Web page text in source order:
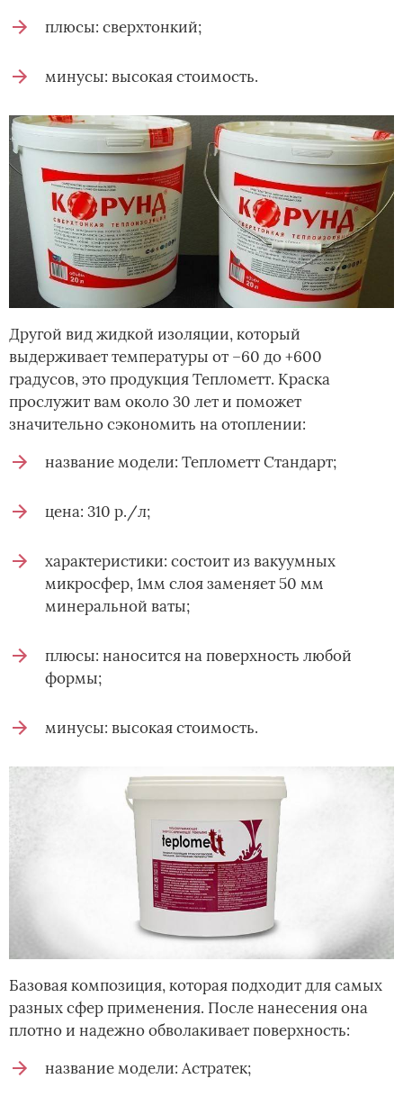
плюсы: сверхтонкий;
минусы: высокая стоимость.
Другой вид жидкой изоляции, который
выдерживает температуры от –60 до +600
градусов, это продукция Теплометт. Краска
прослужит вам около 30 лет и поможет
значительно сэкономить на отоплении:
название модели: Теплометт Стандарт;
цена: 310 р./л;
характеристики: состоит из вакуумных
микросфер, 1мм слоя заменяет 50 мм
минеральной ваты;
плюсы: наносится на поверхность любой
формы;
минусы: высокая стоимость.
Базовая композиция, которая подходит для самых
разных сфер применения. После нанесения она
плотно и надежно обволакивает поверхность:
название модели: Астратек;